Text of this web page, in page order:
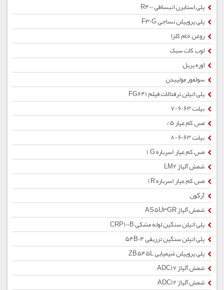
پلی استایرن انبساطی R400
پلی پروپیلن نساجی F30G
روغن خام کلزا
لوب کات سبک
اوره پریل
سولفور مولیبدن
پلی اتیلن ترفتالات فیلم FG641
بیلت 6063-7
مس کم عیار 5%
بیلت 6063-8
مس کم عیار (سرباره G )
شمش آلیاژ LM2
مس کم عیار (سرباره R)
آرگون
شمش آلیاژ AS5U3GR
پلی اتیلن سنگین لوله مشکی CRP100B
پلی اتیلن سنگین تزریقی 54B04
پلی پروپیلن شیمیایی ZB545L
شمش آلیاژ ADC17
شمش آلیاژ ADC12